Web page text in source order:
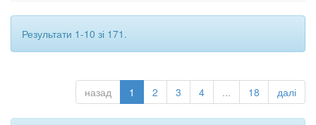
Результати 1-10 зі 171.
назад 1 2 3 4 ... 18 далі